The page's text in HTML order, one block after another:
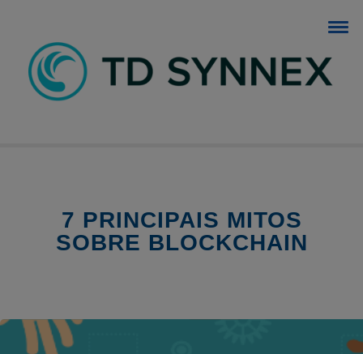
BLOG TD SYNNEX
7 PRINCIPAIS MITOS
SOBRE BLOCKCHAIN